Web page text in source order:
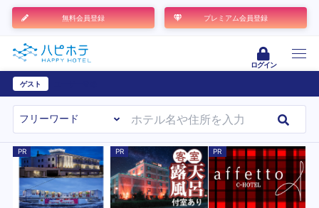
無料会員登録 プレミアム会員登録
ログイン
ゲスト
PR PR PR